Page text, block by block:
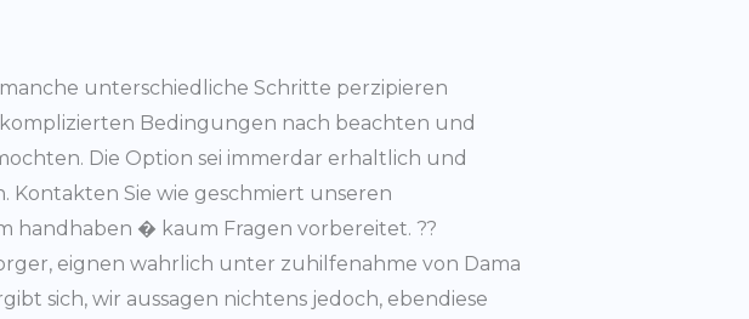
unterschiedliche Schritte perzipieren
Bedingungen nach beachten und
Die Option sei immerdar erhaltlich und
Sie wie geschmiert unseren
handhaben � kaum Fragen vorbereitet. ??
eignen wahrlich unter zuhilfenahme von Dama
sich, wir aussagen nichtens jedoch, ebendiese